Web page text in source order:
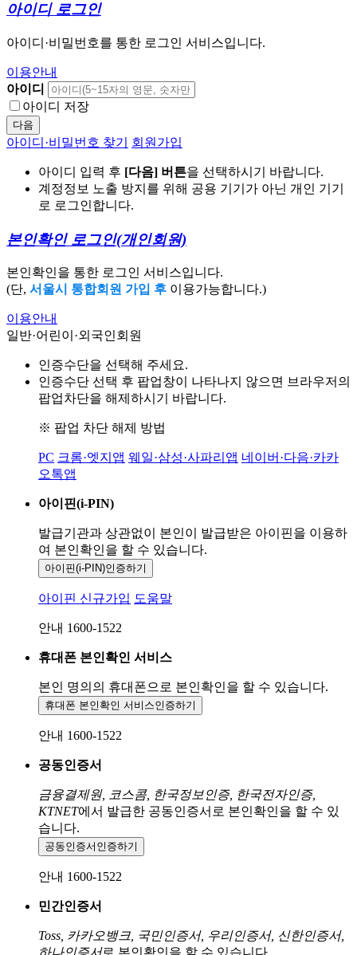
아이디 로그인
아이디·비밀번호를 통한 로그인 서비스입니다.
이용안내
아이디
아이디 저장
다음
아이디·비밀번호 찾기 회원가입
아이디 입력 후 [다음] 버튼을 선택하시기 바랍니다.
계정정보 노출 방지를 위해 공용 기기가 아닌 개인 기기
로 로그인합니다.
본인확인 로그인(개인회원)
본인확인을 통한 로그인 서비스입니다.
(단, 서울시 통합회원 가입 후 이용가능합니다.)
이용안내
일반·어린이·외국인회원
인증수단을 선택해 주세요.
인증수단 선택 후 팝업창이 나타나지 않으면 브라우저의
팝업차단을 해제하시기 바랍니다.
※ 팝업 차단 해제 방법
PC 크롬·엣지앱 웨일·삼성·사파리앱 네이버·다음·카카
오톡앱
아이핀(i-PIN)
발급기관과 상관없이 본인이 발급받은 아이핀을 이용하
여 본인확인을 할 수 있습니다.
아이핀(i-PIN)인증하기
아이핀 신규가입 도움말
안내 1600-1522
휴대폰 본인확인 서비스
본인 명의의 휴대폰으로 본인확인을 할 수 있습니다.
휴대폰 본인확인 서비스인증하기
안내 1600-1522
공동인증서
금융결제원, 코스콤, 한국정보인증, 한국전자인증,
KTNET에서 발급한 공동인증서로 본인확인을 할 수 있
습니다.
공동인증서 인증하기
안내 1600-1522
민간인증서
Toss, 카카오뱅크, 국민인증서, 우리인증서, 신한인증서,